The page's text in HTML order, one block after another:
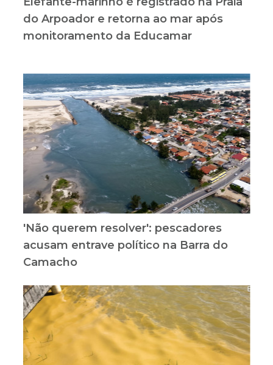
do Arpoador e retorna ao mar após
monitoramento da Educamar
'Não querem resolver': pescadores
acusam entrave político na Barra do
Camacho